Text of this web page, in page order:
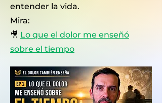
entender la vida.
Mira:
🎥 Lo que el dolor me enseñó
sobre el tiempo